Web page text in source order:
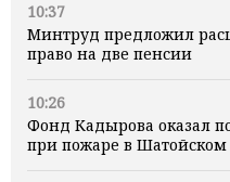
10:37
Минтруд предложил
право на две пенсии
10:26
Фонд Кадырова оказал
при пожаре в Шатойском